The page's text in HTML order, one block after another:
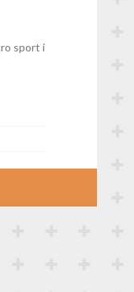
sport i